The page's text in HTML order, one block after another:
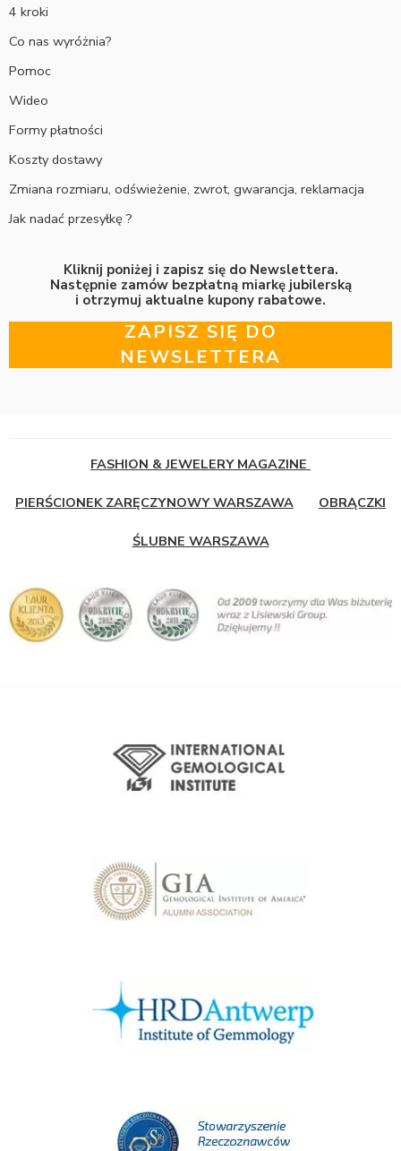
4 kroki
Co nas wyróżnia?
Pomoc
Wideo
Formy płatności
Koszty dostawy
Zmiana rozmiaru, odświeżenie, zwrot, gwarancja, reklamacja
Jak nadać przesyłkę ?
Kliknij poniżej i zapisz się do Newslettera.
Następnie zamów bezpłatną miarkę jubilerską
i otrzymuj aktualne kupony rabatowe.
ZAPISZ SIĘ DO
NEWSLETTERA
FASHION & JEWELERY MAGAZINE
PIERŚCIONEK ZARĘCZYNOWY WARSZAWA OBRĄCZKI
ŚLUBNE WARSZAWA